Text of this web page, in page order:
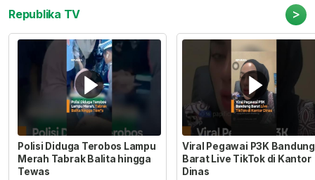
Republika TV >
Polisi Diduga Terobos Lampu
Merah Tabrak Balita hingga
Tewas
Viral Pegawai P3K Bandung
Barat Live TikTok di Kantor
Dinas